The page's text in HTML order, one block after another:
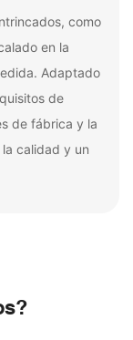
como
en la
Adaptado
de
de fábrica y la
calidad y un